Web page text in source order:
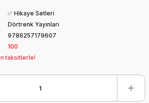
✅ Hikaye Setleri
Dörtrenk Yayınları
9786257179607
100
taksitlerle!